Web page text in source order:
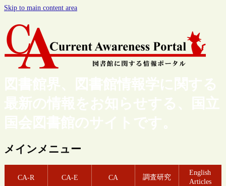
Skip to main content area
図書館界、図書館情報学に関する
最新の情報をお知らせする、国立
国会図書館のサイトです。
メインメニュー
CA-R CA-E CA 調査研究
English
Articles